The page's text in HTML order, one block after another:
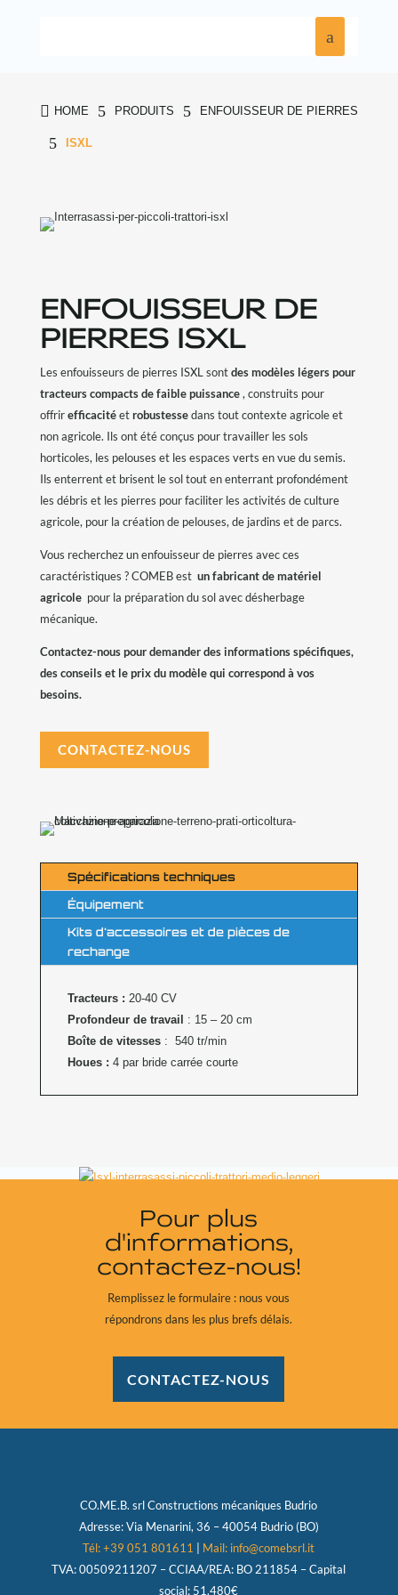
 HOME 5 PRODUITS 5 ENFOUISSEUR DE PIERRES
5 ISXL
ENFOUISSEUR DE
PIERRES ISXL
Les enfouisseurs de pierres ISXL sontdes modèles légers pour
tracteurs compacts de faible puissance, construits pour
offrirefficacitéetrobustessedans tout contexte agricole et
non agricole. Ils ont été conçus pour travailler les sols
horticoles, les pelouses et les espaces verts en vue du semis.
Ils enterrent et brisent le sol tout en enterrant profondément
les débris et les pierres pour faciliter les activités de culture
agricole, pour la création de pelouses, de jardins et de parcs.
Vous recherchez un enfouisseur de pierres avec ces
caractéristiques ? COMEB est un fabricant de matériel
agricolepour la préparation du sol avec désherbage
mécanique.
Contactez-nous pour demander des informations spécifiques,
des conseils et le prix du modèle qui correspond à vos
besoins.
CONTACTEZ-NOUS
Spécifications techniques
Équipement
Kits d'accessoires et de pièces de
rechange
Tracteurs : 20-40 CV
Profondeur de travail
: 15 – 20 cm
Boîte de vitesses : 540 tr/min
Houes : 4 par bride carrée courte
Pour plus
d'informations,
contactez-nous!
Remplissez le formulaire : nous vous
répondrons dans les plus brefs délais.
CONTACTEZ-NOUS
CO.ME.B. srlConstructions mécaniques Budrio
Adresse:Via Menarini, 36 – 40054 Budrio (BO)
Tél: +39 051 801611
Mail: info@comebsrl.it
TVA:00509211207 – CCIAA/REA: BO 211854 – Capital
social: 51.480€